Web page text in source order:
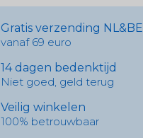
Gratis verzending NL&BE
vanaf 69 euro
14 dagen bedenktijd
Niet goed, geld terug
Veilig winkelen
100% betrouwbaar